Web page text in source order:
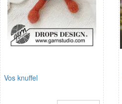
Vos knuffel